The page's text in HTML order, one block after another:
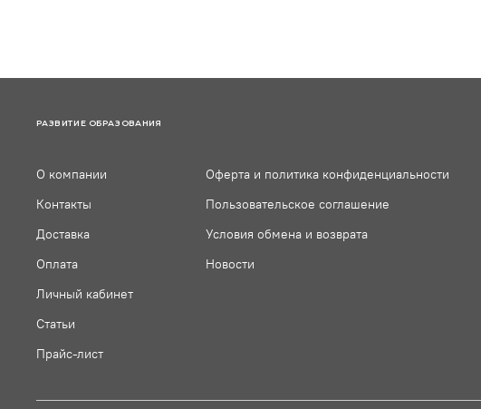
РАЗВИТИЕ ОБРАЗОВАНИЯ
О компании
Контакты
Доставка
Оплата
Личный кабинет
Статьи
Прайс-лист
Оферта и политика конфиденциальности
Пользовательское соглашение
Условия обмена и возврата
Новости